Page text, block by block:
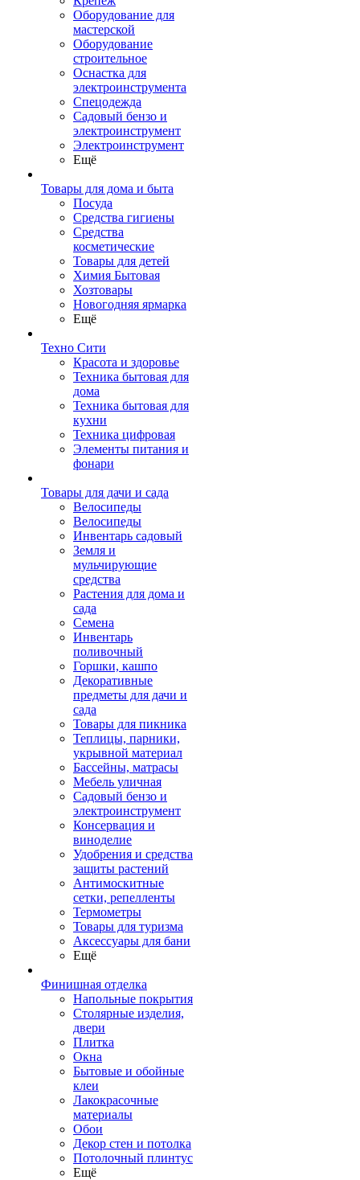
Оборудование для
мастерской
Оборудование
строительное
Оснастка для
электроинструмента
Спецодежда
Садовый бензо и
электроинструмент
Электроинструмент
Ещё
Товары для дома и быта
Посуда
Средства гигиены
Средства
косметические
Товары для детей
Химия Бытовая
Хозтовары
Новогодняя ярмарка
Ещё
Техно Сити
Красота и здоровье
Техника бытовая для
дома
Техника бытовая для
кухни
Техника цифровая
Элементы питания и
фонари
Товары для дачи и сада
Велосипеды
Велосипеды
Инвентарь садовый
Земля и
мульчирующие
средства
Растения для дома и
сада
Семена
Инвентарь
поливочный
Горшки, кашпо
Декоративные
предметы для дачи и
сада
Товары для пикника
Теплицы, парники,
укрывной материал
Бассейны, матрасы
Мебель уличная
Садовый бензо и
электроинструмент
Консервация и
виноделие
Удобрения и средства
защиты растений
Антимоскитные
сетки, репелленты
Термометры
Товары для туризма
Аксессуары для бани
Ещё
Финишная отделка
Напольные покрытия
Столярные изделия,
двери
Плитка
Окна
Бытовые и обойные
клеи
Лакокрасочные
материалы
Обои
Декор стен и потолка
Потолочный плинтус
Ещё